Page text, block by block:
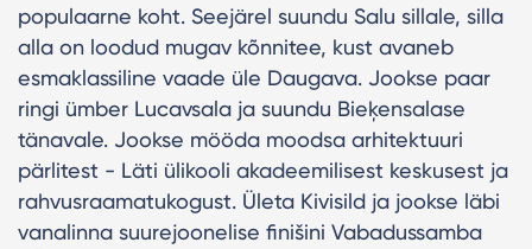
populaarne koht. Seejärel suundu Salu sillale, silla
alla on loodud mugav kõnnitee, kust avaneb
esmaklassiline vaade üle Daugava. Jookse paar
ringi ümber Lucavsala ja suundu Bieķensalase
tänavale. Jookse mööda moodsa arhitektuuri
pärlitest - Läti ülikooli akadeemilisest keskusest ja
rahvusraamatukogust. Ületa Kivisild ja jookse läbi
vanalinna suurejoonelise finišini Vabadussamba